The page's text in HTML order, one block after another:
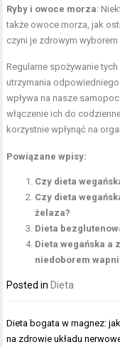
Ryby i owoce morza:
także owoce morza, jak
czyni je zdrowym
Regularne spożywanie
utrzymania
wpływa na nasze
włączenie ich do
korzystnie wpłynąć na
Powiązane wpisy:
Czy dieta
Czy dieta
żelaza?
Dieta
Dieta wegańska a
niedoborem
Posted in Dieta
Nawigacja
wpisu
Dieta bogata w magnez:
na zdrowie układu